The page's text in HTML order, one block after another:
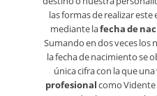
las formas de realizar este
mediante lafecha de
Sumando en dos veces los
la fecha de nacimiento se
única cifra con la que una
profesionalcomo